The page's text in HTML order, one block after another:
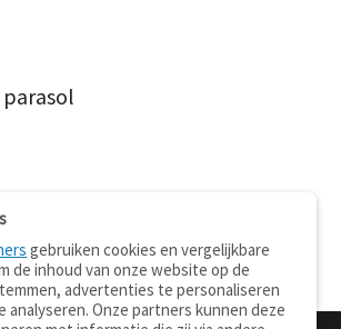
parasol
gebruiken cookies en vergelijkbare
de inhoud van onze website op de
advertenties te personaliseren
analyseren. Onze partners kunnen deze